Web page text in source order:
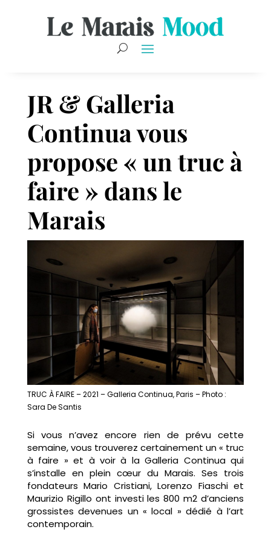
JR & Galleria
Continua vous
propose « un truc à
faire » dans le
Marais
TRUC À FAIRE – 2021 – Galleria Continua, Paris – Photo :
Sara De Santis
Si vous n’avez encore rien de prévu cette
semaine, vous trouverez certainement un « truc
à faire » et à voir à la Galleria Continua qui
s’installe en plein cœur du Marais. Ses trois
fondateurs Mario Cristiani, Lorenzo Fiaschi et
Maurizio Rigillo ont investi les 800 m2 d’anciens
grossistes devenues un « local » dédié à l’art
contemporain.